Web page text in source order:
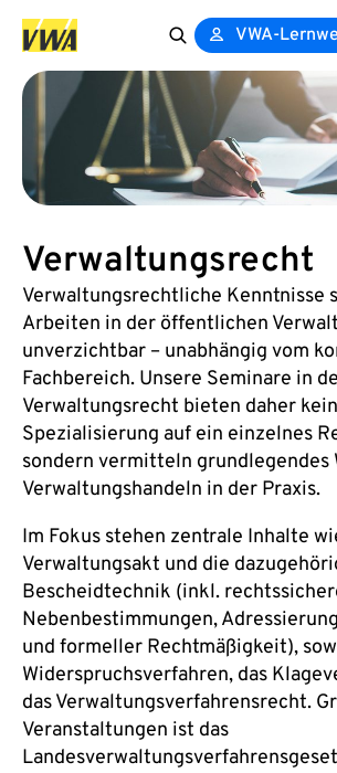
for:
VWA-
Verwaltungsrecht
Verwaltungsrechtliche Kenntnisse
Arbeiten in der öffentlichen
unverzichtbar – unabhängig vom
Fachbereich. Unsere Seminare in
Verwaltungsrecht bieten daher
Spezialisierung auf ein einzelnes
sondern vermitteln grundlegendes
Verwaltungshandeln in der Praxis.
Im Fokus stehen zentrale Inhalte
Verwaltungsakt und die
Bescheidtechnik (inkl.
Nebenbestimmungen,
und formeller Rechtmäßigkeit),
Widerspruchsverfahren, das
das Verwaltungsverfahrensrecht.
Veranstaltungen ist das